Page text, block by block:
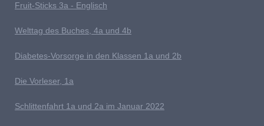
Fruit-Sticks 3a - Englisch
Welttag des Buches, 4a und 4b
Diabetes-Vorsorge in den Klassen 1a und 2b
Die Vorleser, 1a
Schlittenfahrt 1a und 2a im Januar 2022